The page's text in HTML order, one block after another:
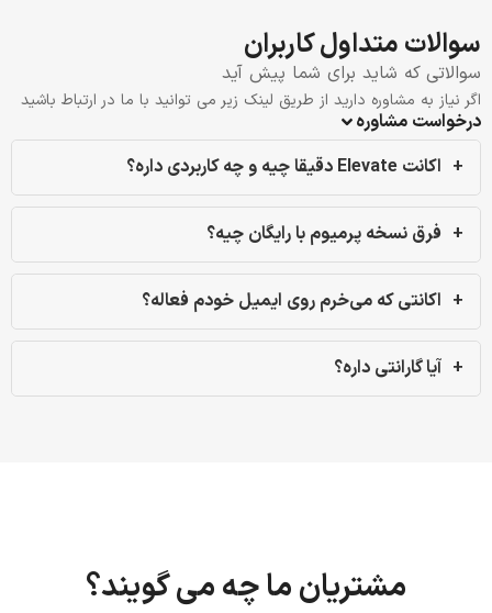
سوالات متداول کاربران
سوالاتی که شاید برای شما پیش آید
اگر نیاز به مشاوره دارید از طریق لینک زیر می توانید با ما در ارتباط باشید
درخواست مشاوره
اکانت Elevate دقیقا چیه و چه کاربردی داره؟
فرق نسخه پرمیوم با رایگان چیه؟
اکانتی که می‌خرم روی ایمیل خودم فعاله؟
آیا گارانتی داره؟
مشتریان ما چه می گویند؟